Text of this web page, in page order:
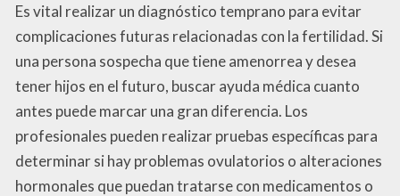
Es vital realizar un diagnóstico temprano para evitar
complicaciones futuras relacionadas con la fertilidad. Si
una persona sospecha que tiene amenorrea y desea
tener hijos en el futuro, buscar ayuda médica cuanto
antes puede marcar una gran diferencia. Los
profesionales pueden realizar pruebas específicas para
determinar si hay problemas ovulatorios o alteraciones
hormonales que puedan tratarse con medicamentos o